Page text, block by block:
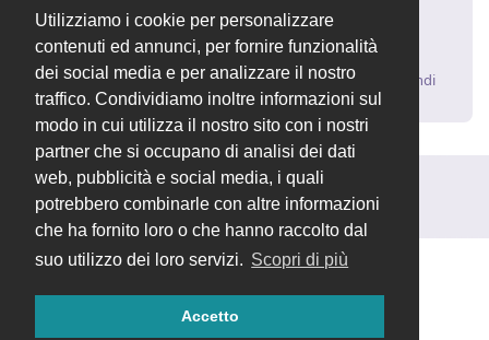
Utilizziamo i cookie per personalizzare
contenuti ed annunci, per fornire funzionalità
dei social media e per analizzare il nostro
traffico. Condividiamo inoltre informazioni sul
modo in cui utilizza il nostro sito con i nostri
partner che si occupano di analisi dei dati
web, pubblicità e social media, i quali
potrebbero combinarle con altre informazioni
che ha fornito loro o che hanno raccolto dal
suo utilizzo dei loro servizi. Scopri di più
Accetto
classe/stile? Sto guardando un po' ovunque ma non
trovo questi valori da poter modificare. Grazie!
Rispondi
Rispondi alla discussione...